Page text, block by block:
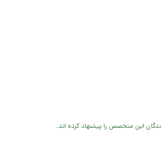
این متخصص را پیشنهاد کرده اند.